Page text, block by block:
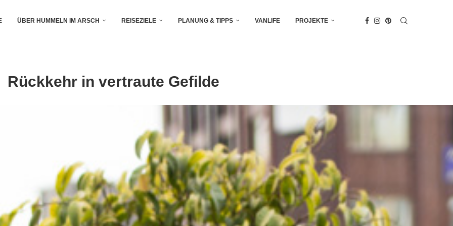
ÜBER HUMMELN IM ARSCH REISEZIELE PLANUNG & TIPPS VANLIFE PROJEKTE
Rückkehr in vertraute Gefilde